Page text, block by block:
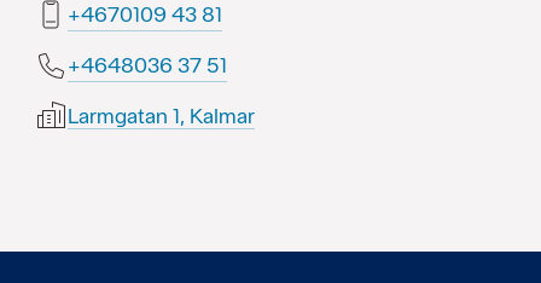
18 34 9010764+
15 73 6308464+
Larmgatan 1, Kalmar